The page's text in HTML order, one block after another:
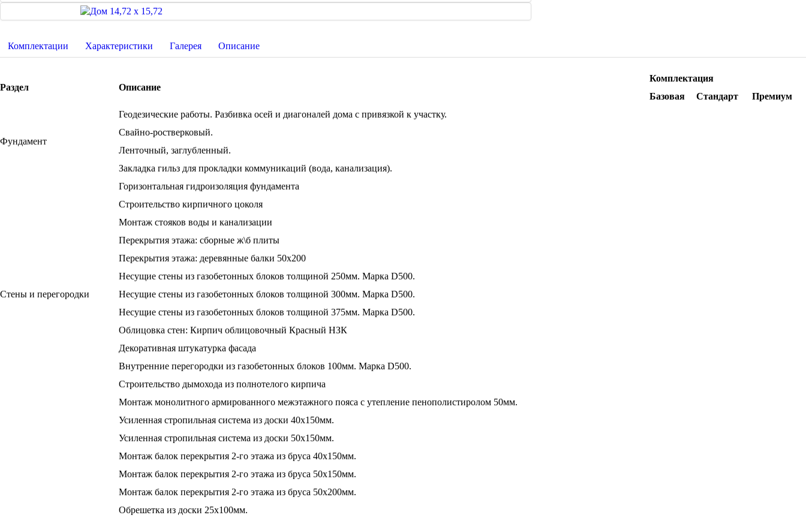
Комплектации Характеристики Галерея Описание
Раздел Описание
Комплектация
Базовая
Стандарт Премиум
Фундамент
Геодезические работы. Разбивка осей и диагоналей дома с привязкой к участку.
Свайно-ростверковый.
Ленточный, заглубленный.
Закладка гильз для прокладки коммуникаций (вода, канализация).
Стены и перегородки
Горизонтальная гидроизоляция фундамента
Строительство кирпичного цоколя
Монтаж стояков воды и канализации
Перекрытия этажа: сборные ж\б плиты
Перекрытия этажа: деревянные балки 50х200
Несущие стены из газобетонных блоков толщиной 250мм. Марка D500.
Несущие стены из газобетонных блоков толщиной 300мм. Марка D500.
Несущие стены из газобетонных блоков толщиной 375мм. Марка D500.
Облицовка стен: Кирпич облицовочный Красный НЗК
Декоративная штукатурка фасада
Внутренние перегородки из газобетонных блоков 100мм. Марка D500.
Строительство дымохода из полнотелого кирпича
Монтаж монолитного армированного межэтажного пояса с утепление пенополистиролом 50мм.
Усиленная стропильная система из доски 40х150мм.
Усиленная стропильная система из доски 50х150мм.
Монтаж балок перекрытия 2-го этажа из бруса 40х150мм.
Монтаж балок перекрытия 2-го этажа из бруса 50х150мм.
Монтаж балок перекрытия 2-го этажа из бруса 50х200мм.
Обрешетка из доски 25х100мм.